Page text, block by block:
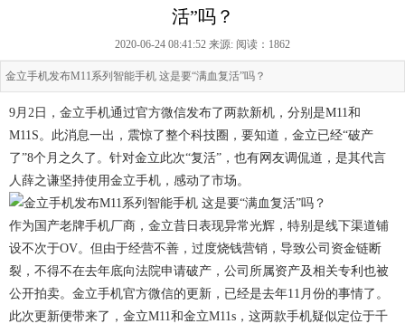
活”吗？
2020-06-24 08:41:52 来源: 阅读：1862
金立手机发布M11系列智能手机 这是要“满血复活”吗？
9月2日，金立手机通过官方微信发布了两款新机，分别是M11和
M11S。此消息一出，震惊了整个科技圈，要知道，金立已经“破产
了”8个月之久了。针对金立此次“复活”，也有网友调侃道，是其代言
人薛之谦坚持使用金立手机，感动了市场。
作为国产老牌手机厂商，金立昔日表现异常光辉，特别是线下渠道铺
设不次于OV。但由于经营不善，过度烧钱营销，导致公司资金链断
裂，不得不在去年底向法院申请破产，公司所属资产及相关专利也被
公开拍卖。金立手机官方微信的更新，已经是去年11月份的事情了。
此次更新便带来了，金立M11和金立M11s，这两款手机疑似定位于千